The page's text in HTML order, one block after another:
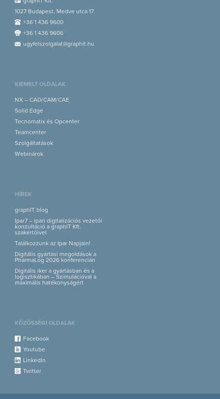
1027 Budapest, Medve utca 17.
+36 1 436 9600
+36 1 436 9606
ugyfelszolgalat@graphit.hu
KIEMELT OLDALAK
NX – CAD/CAM/CAE
Solid Edge
Tecnomatix és Opcenter
Teamcenter
Szolgáltatások
Webinárok
HÍREK
graphIT blog
Ipar7 – ipari digitalizációs vezetői
konzultáció a graphIT Kft.
szakértőivel
Találkozzunk az Ipar Napjain!
Digitális gyártási megoldások a
PharmaLog 2026 konferencián
Digitális iker a gyártásban és a
logisztikában – Szimulációval a
maximális hatékonyságért
KÖZÖSSÉGI OLDALAK
Facebook
Youtube
LinkedIn
Twitter